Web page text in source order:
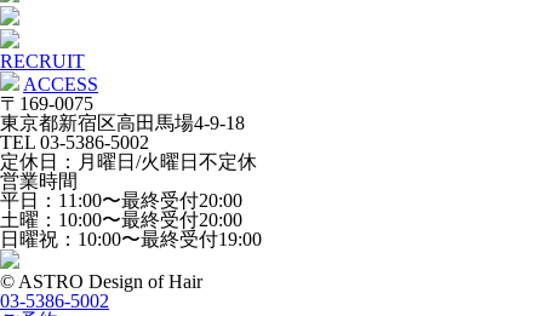
RECRUIT
ACCESS
〒169-0075
東京都新宿区高田馬場4-9-18
TEL 03-5386-5002
定休日：月曜日/火曜日不定休
営業時間
平日：11:00〜最終受付20:00
土曜：10:00〜最終受付20:00
日曜祝：10:00〜最終受付19:00
© ASTRO Design of Hair
03-5386-5002